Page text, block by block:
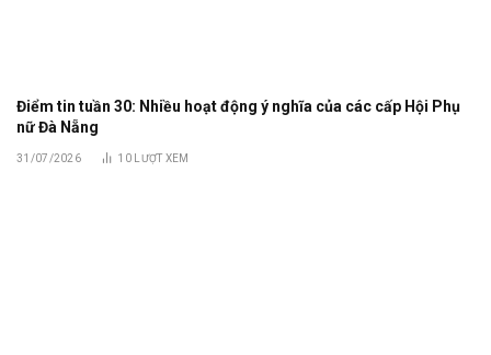
Điểm tin tuần 30: Nhiều hoạt động ý nghĩa của các cấp Hội Phụ
nữ Đà Nẵng
31/07/2026 10 LƯỢT XEM